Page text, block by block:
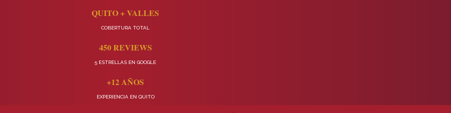
QUITO + VALLES
COBERTURA TOTAL
450 REVIEWS
5 ESTRELLAS EN GOOGLE
+12 AÑOS
EXPERIENCIA EN QUITO